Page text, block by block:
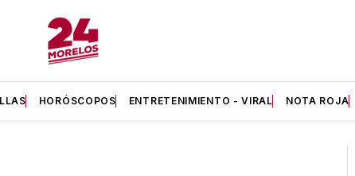
HORÓSCOPOS ENTRETENIMIENTO - VIRAL NOTA ROJA